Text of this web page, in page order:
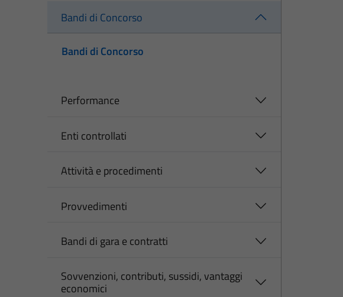
Bandi di Concorso
Bandi di Concorso
Performance
Enti controllati
Attività e procedimenti
Provvedimenti
Bandi di gara e contratti
Sovvenzioni, contributi, sussidi, vantaggi
economici